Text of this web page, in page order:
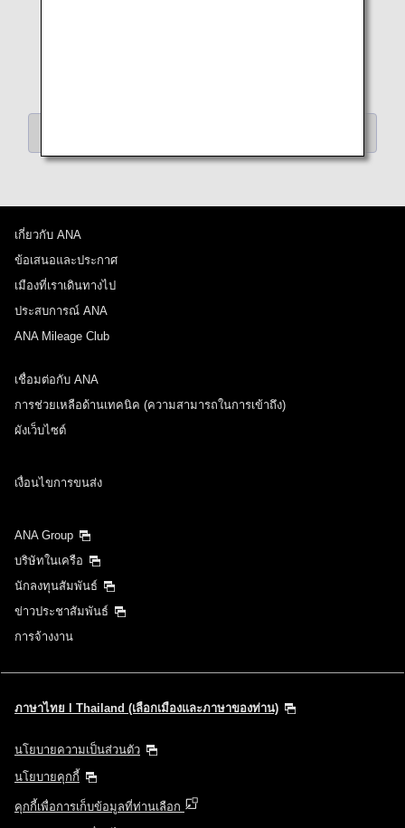
เกี่ยวกับ ANA
ข้อเสนอและประกาศ
เมืองที่เราเดินทางไป
ประสบการณ์ ANA
ANA Mileage Club
เชื่อมต่อกับ ANA
การช่วยเหลือด้านเทคนิค (ความสามารถในการเข้าถึง)
ผังเว็บไซต์
เงื่อนไขการขนส่ง
ANA Group
บริษัทในเครือ
นักลงทุนสัมพันธ์
ข่าวประชาสัมพันธ์
การจ้างงาน
ภาษาไทย l Thailand (เลือกเมืองและภาษาของท่าน)
นโยบายความเป็นส่วนตัว
นโยบายคุกกี้
คุกกี้เพื่อการเก็บข้อมูลที่ท่านเลือก